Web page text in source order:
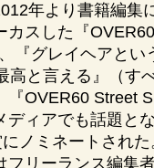
年より書籍編集
カスした『
『グレイヘアとい
高と言える』（す
OVER60 Street
ディアでも話題と
ノミネートされ
フリーランス編集